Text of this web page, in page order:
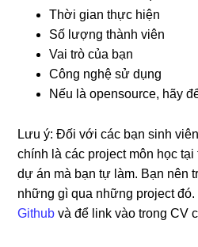
Thời gian thực hiện
Số lượng thành viên
Vai trò của bạn
Công nghệ sử dụng
Nếu là opensource, hãy
Lưu ý: Đối với các bạn sinh
chính là các project môn học
dự án mà bạn tự làm. Bạn nên
những gì qua những project
Github và để link vào trong CV